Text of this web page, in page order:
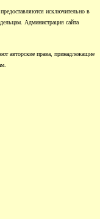
исключительно в
Администрация сайта
авторские права, принадлежащие